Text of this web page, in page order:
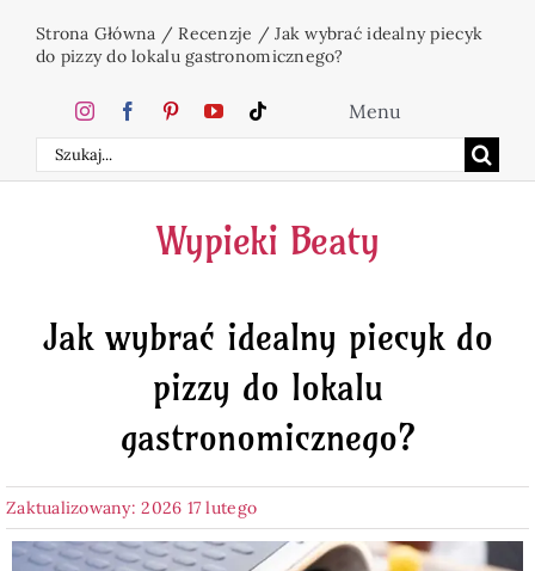
zawartości
Strona Główna /Recenzje /Jak wybrać idealny piecyk
do pizzy do lokalu gastronomicznego?
Szukaj
Menu
Home
Ciasta
Desery
Napoje
Wypieki Beaty
Jak wybrać idealny piecyk do
pizzy do lokalu
gastronomicznego?
Zaktualizowany: 2026 17 lutego